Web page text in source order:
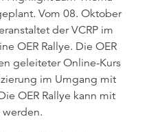
Vom 08. Oktober
der VCRP im
OER Rallye. Die OER
geleiteter Online-Kurs
im Umgang mit
OER Rallye kann mit